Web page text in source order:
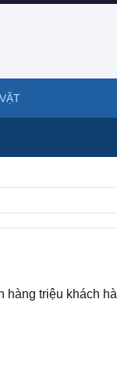
hàng triệu khách